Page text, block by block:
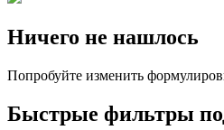
Ничего не нашлось
Попробуйте изменить
Быстрые фильтры